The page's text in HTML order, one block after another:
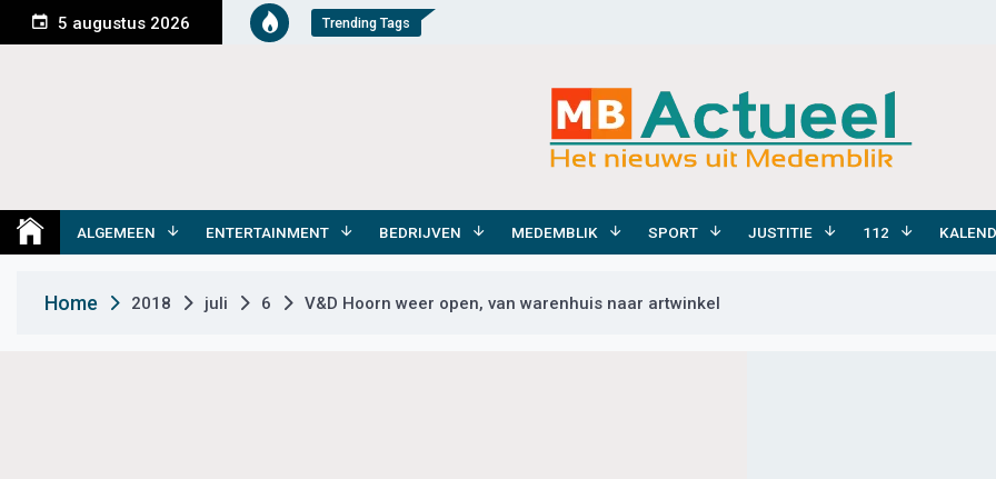
n
e
5 augustus 2026 Trending Tags
Medemblik Actueel
ALGEMEEN ENTERTAINMENT BEDRIJVEN MEDEMBLIK SPORT JUSTITIE 112
Home 2018 juli 6 V&D Hoorn weer open, van warenhuis naar artwinkel